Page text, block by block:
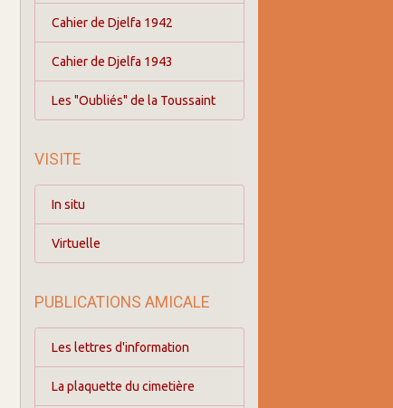
Cahier de Djelfa 1942
Cahier de Djelfa 1943
Les "Oubliés" de la Toussaint
VISITE
In situ
Virtuelle
PUBLICATIONS AMICALE
Les lettres d'information
La plaquette du cimetière